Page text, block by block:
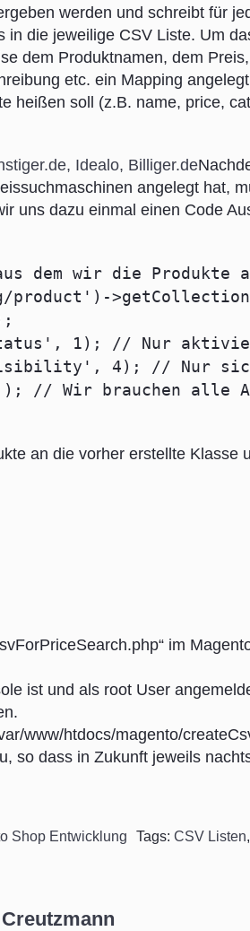
werden und schreibt für
die jeweilige CSV Liste. Um
dem Produktnamen, dem
etc. ein Mapping
heißen soll (z.B. name, price,
angelegt hat,
uns dazu einmal einen Code
dem wir die Produkte
product')-
1); // Nur
4); // Nur
// Wir brauchen alle
an die vorher erstellte Klasse
im
ist und als root User
www/htdocs/magento/
so dass in Zukunft jeweils
Shop Entwicklung Tags: CSV Listen,